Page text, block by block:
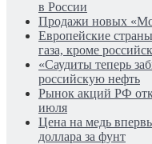
в России
Продажи новых
Европейские
газа, кроме
«Саудиты теперь
российскую нефть
Рынок акций РФ
июля
Цена на медь
доллара за фунт